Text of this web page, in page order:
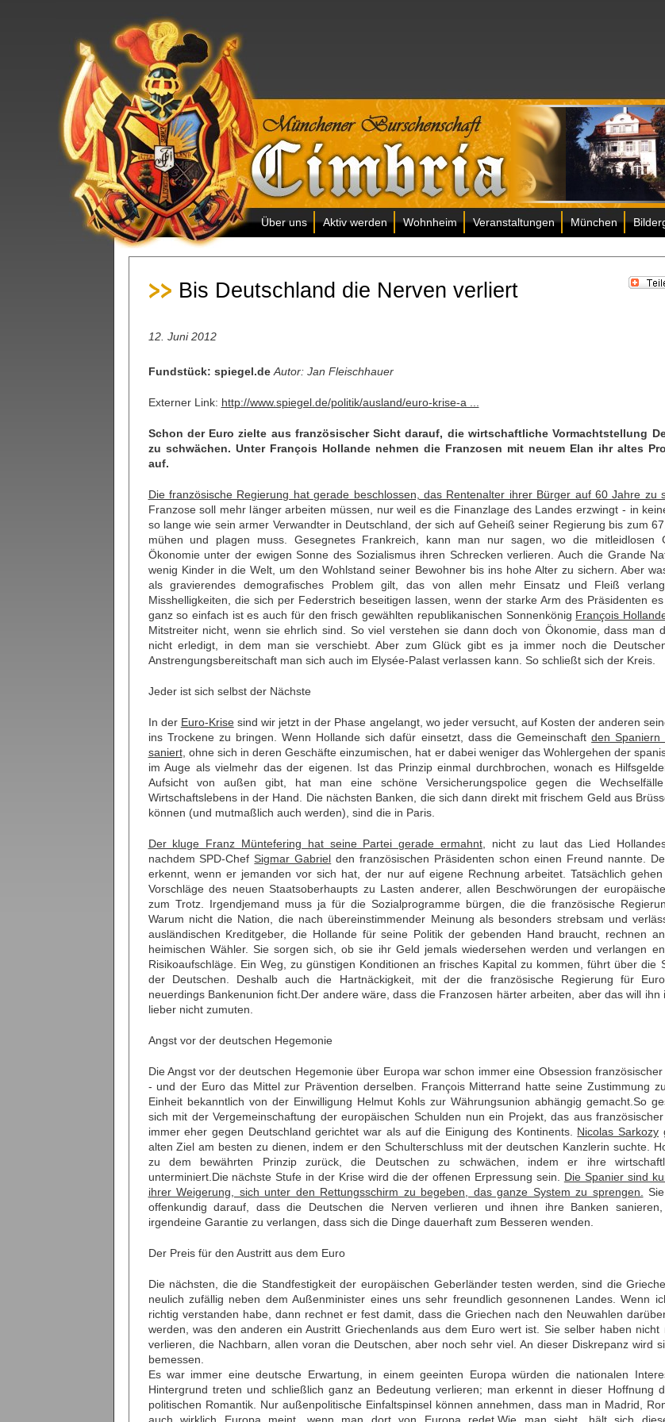
Über uns Aktiv werden Wohnheim Veranstaltungen München
Bis Deutschland die Nerven verliert
12. Juni 2012
Fundstück: spiegel.de Autor: Jan Fleischhauer
Externer Link: http://www.spiegel.de/politik/ausland/euro-krise-a ...
Schon der Euro zielte aus französischer Sicht darauf, die wirtschaftliche Vormachtstellung
zu schwächen. Unter François Hollande nehmen die Franzosen mit neuem Elan ihr altes
auf.
Die französische Regierung hat gerade beschlossen, das Rentenalter ihrer Bürger auf 60 Jahre zu
Franzose soll mehr länger arbeiten müssen, nur weil es die Finanzlage des Landes erzwingt - in
so lange wie sein armer Verwandter in Deutschland, der sich auf Geheiß seiner Regierung bis zum
mühen und plagen muss. Gesegnetes Frankreich, kann man nur sagen, wo die mitleidlosen
Ökonomie unter der ewigen Sonne des Sozialismus ihren Schrecken verlieren. Auch die Grande
wenig Kinder in die Welt, um den Wohlstand seiner Bewohner bis ins hohe Alter zu sichern. Aber
als gravierendes demografisches Problem gilt, das von allen mehr Einsatz und Fleiß
Misshelligkeiten, die sich per Federstrich beseitigen lassen, wenn der starke Arm des Präsidenten
ganz so einfach ist es auch für den frisch gewählten republikanischen Sonnenkönig François
Mitstreiter nicht, wenn sie ehrlich sind. So viel verstehen sie dann doch von Ökonomie, dass man
nicht erledigt, in dem man sie verschiebt. Aber zum Glück gibt es ja immer noch die
Anstrengungsbereitschaft man sich auch im Elysée-Palast verlassen kann. So schließt sich der Kreis.
Jeder ist sich selbst der Nächste
In der Euro-Krisesind wir jetzt in der Phase angelangt, wo jeder versucht, auf Kosten der anderen
ins Trockene zu bringen. Wenn Hollande sich dafür einsetzt, dass die Gemeinschaftden Spaniern
saniert, ohne sich in deren Geschäfte einzumischen, hat er dabei weniger das Wohlergehen der
im Auge als vielmehr das der eigenen. Ist das Prinzip einmal durchbrochen, wonach es
Aufsicht von außen gibt, hat man eine schöne Versicherungspolice gegen die
Wirtschaftslebens in der Hand. Die nächsten Banken, die sich dann direkt mit frischem Geld aus
können (und mutmaßlich auch werden), sind die in Paris.
Der kluge Franz Müntefering hat seine Partei gerade ermahnt , nicht zu laut das Lied
nachdem SPD-ChefSigmar Gabriel den französischen Präsidenten schon einen Freund nannte.
erkennt, wenn er jemanden vor sich hat, der nur auf eigene Rechnung arbeitet. Tatsächlich
Vorschläge des neuen Staatsoberhaupts zu Lasten anderer, allen Beschwörungen der
zum Trotz. Irgendjemand muss ja für die Sozialprogramme bürgen, die die französische
Warum nicht die Nation, die nach übereinstimmender Meinung als besonders strebsam und
ausländischen Kreditgeber, die Hollande für seine Politik der gebenden Hand braucht, rechnen
heimischen Wähler. Sie sorgen sich, ob sie ihr Geld jemals wiedersehen werden und verlangen
Risikoaufschläge. Ein Weg, zu günstigen Konditionen an frisches Kapital zu kommen, führt über die
der Deutschen. Deshalb auch die Hartnäckigkeit, mit der die französische Regierung für
neuerdings Bankenunion ficht.Der andere wäre, dass die Franzosen härter arbeiten, aber das will ihn
lieber nicht zumuten.
Angst vor der deutschen Hegemonie
Die Angst vor der deutschen Hegemonie über Europa war schon immer eine Obsession
- und der Euro das Mittel zur Prävention derselben. François Mitterrand hatte seine Zustimmung
Einheit bekanntlich von der Einwilligung Helmut Kohls zur Währungsunion abhängig gemacht.So
sich mit der Vergemeinschaftung der europäischen Schulden nun ein Projekt, das aus
immer eher gegen Deutschland gerichtet war als auf die Einigung des Kontinents. Nicolas Sarkozy
alten Ziel am besten zu dienen, indem er den Schulterschluss mit der deutschen Kanzlerin suchte.
zu dem bewährten Prinzip zurück, die Deutschen zu schwächen, indem er ihre
unterminiert.Die nächste Stufe in der Krise wird die der offenen Erpressung sein. Die Spanier sind
ihrer Weigerung, sich unter den Rettungsschirm zu begeben, das ganze System zu sprengen.
offenkundig darauf, dass die Deutschen die Nerven verlieren und ihnen ihre Banken
irgendeine Garantie zu verlangen, dass sich die Dinge dauerhaft zum Besseren wenden.
Der Preis für den Austritt aus dem Euro
Die nächsten, die die Standfestigkeit der europäischen Geberländer testen werden, sind die
neulich zufällig neben dem Außenminister eines uns sehr freundlich gesonnenen Landes. Wenn
richtig verstanden habe, dann rechnet er fest damit, dass die Griechen nach den Neuwahlen
werden, was den anderen ein Austritt Griechenlands aus dem Euro wert ist. Sie selber haben nicht
verlieren, die Nachbarn, allen voran die Deutschen, aber noch sehr viel. An dieser Diskrepanz wird
bemessen.
Es war immer eine deutsche Erwartung, in einem geeinten Europa würden die nationalen
Hintergrund treten und schließlich ganz an Bedeutung verlieren; man erkennt in dieser Hoffnung
politischen Romantik. Nur außenpolitische Einfaltspinsel können annehmen, dass man in Madrid,